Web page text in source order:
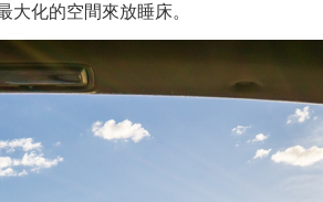
化的空間來放睡床。